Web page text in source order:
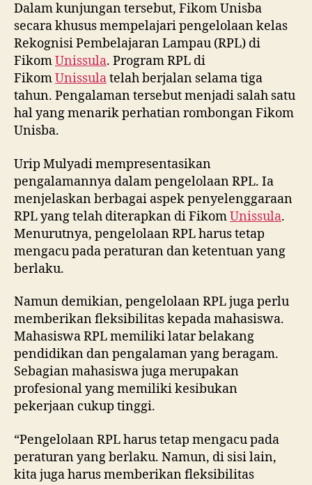
Dalam kunjungan tersebut, Fikom Unisba
secara khusus mempelajari pengelolaan kelas
Rekognisi Pembelajaran Lampau (RPL) di
FikomUnissula. Program RPL di
FikomUnissulatelah berjalan selama tiga
tahun. Pengalaman tersebut menjadi salah satu
hal yang menarik perhatian rombongan Fikom
Unisba.
Urip Mulyadi mempresentasikan
pengalamannya dalam pengelolaan RPL. Ia
menjelaskan berbagai aspek penyelenggaraan
RPL yang telah diterapkan di FikomUnissula.
Menurutnya, pengelolaan RPL harus tetap
mengacu pada peraturan dan ketentuan yang
berlaku.
Namun demikian, pengelolaan RPL juga perlu
memberikan fleksibilitas kepada mahasiswa.
Mahasiswa RPL memiliki latar belakang
pendidikan dan pengalaman yang beragam.
Sebagian mahasiswa juga merupakan
profesional yang memiliki kesibukan
pekerjaan cukup tinggi.
“Pengelolaan RPL harus tetap mengacu pada
peraturan yang berlaku. Namun, di sisi lain,
kita juga harus memberikan fleksibilitas